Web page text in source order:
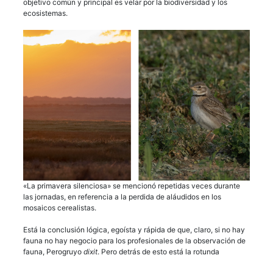
objetivo común y principal es velar por la biodiversidad y los
ecosistemas.
«La primavera silenciosa» se mencionó repetidas veces durante
las jornadas, en referencia a la perdida de aláudidos en los
mosaicos cerealistas.
Está la conclusión lógica, egoísta y rápida de que, claro, si no hay
fauna no hay negocio para los profesionales de la observación de
fauna, Perogruyo dixit. Pero detrás de esto está la rotunda